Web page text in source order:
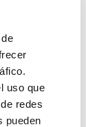
uso que
redes
pueden
tu